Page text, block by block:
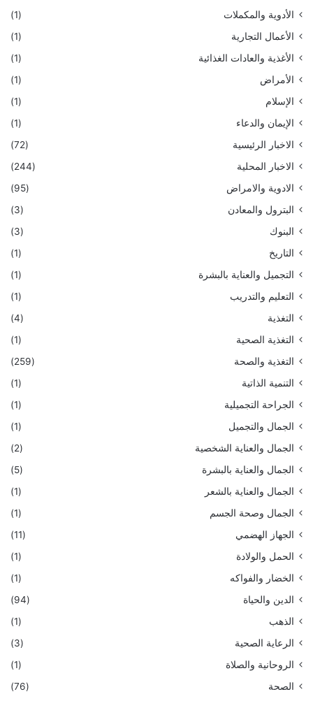
الأدوية والمكملات
(1)
الأعمال التجارية
(1)
الأغذية والعادات الغذائية
(1)
الأمراض
(1)
الإسلام
(1)
الإيمان والدعاء
(1)
الاخبار الرئيسية
(72)
الاخبار المحلية
(244)
الادوية والامراض
(95)
البترول والمعادن
(3)
البنوك
(3)
التاريخ
(1)
التجميل والعناية بالبشرة
(1)
التعليم والتدريب
(1)
التغذية
(4)
التغذية الصحية
(1)
التغذية والصحة
(259)
التنمية الذاتية
(1)
الجراحة التجميلية
(1)
الجمال والتجميل
(1)
الجمال والعناية الشخصية
(2)
الجمال والعناية بالبشرة
(5)
الجمال والعناية بالشعر
(1)
الجمال وصحة الجسم
(1)
الجهاز الهضمي
(11)
الحمل والولادة
(1)
الخضار والفواكه
(1)
الدين والحياة
(94)
الذهب
(1)
الرعاية الصحية
(3)
الروحانية والصلاة
(1)
الصحة
(76)